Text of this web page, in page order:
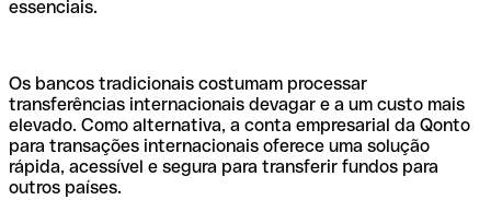
essenciais.
Os bancos tradicionais costumam processar
transferências internacionais devagar e a um custo mais
elevado. Como alternativa, a conta empresarial da Qonto
para transações internacionais oferece uma solução
rápida, acessível e segura para transferir fundos para
outros países.